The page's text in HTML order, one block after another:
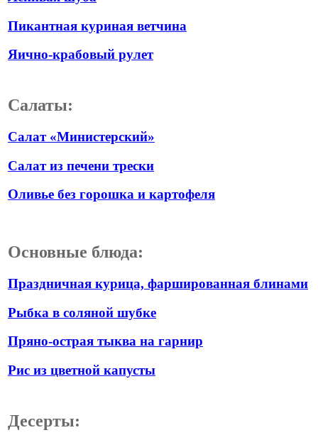
Пикантная куриная ветчина
Яично-крабовый рулет
Салаты:
Салат «Министерский»
Салат из печени трески
Оливье без горошка и картофеля
Основные блюда:
Праздничная курица, фаршированная блинами
Рыбка в соляной шубке
​Пряно-острая тыква на гарнир
Рис из цветной капусты
Десерты: